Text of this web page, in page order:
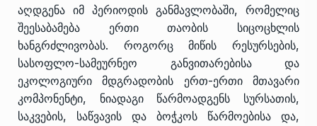
აღდგენა იმ პერიოდის განმავლობაში, რომელიც
შეესაბამება ერთი თაობის სიცოცხლის
ხანგრძლივობას. როგორც მიწის რესურსების,
სასოფლო-სამეურნეო განვითარებისა და
ეკოლოგიური მდგრადობის ერთ-ერთი მთავარი
კომპონენტი, ნიადაგი წარმოადგენს სურსათის,
საკვების, საწვავის და ბოჭკოს წარმოებისა და,